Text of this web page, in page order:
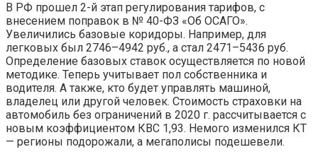
В РФ прошел 2-й этап регулирования тарифов, с
внесением поправок в № 40-ФЗ «Об ОСАГО».
Увеличились базовые коридоры. Например, для
легковых был 2746–4942 руб., а стал 2471–5436 руб.
Определение базовых ставок осуществляется по новой
методике. Теперь учитывает пол собственника и
водителя. А также, кто будет управлять машиной,
владелец или другой человек. Стоимость страховки на
автомобиль без ограничений в 2020 г. рассчитывается с
новым коэффициентом КВС 1,93. Немого изменился КТ
— регионы подорожали, а мегаполисы подешевели.